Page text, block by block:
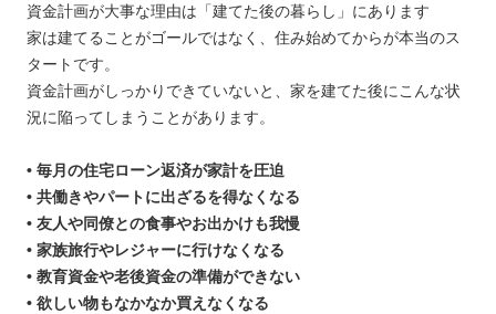
資金計画が大事な理由は「建てた後の暮らし」にあります
家は建てることがゴールではなく、住み始めてからが本当のス
タートです。
資金計画がしっかりできていないと、家を建てた後にこんな状
況に陥ってしまうことがあります。
• 毎月の住宅ローン返済が家計を圧迫
• 共働きやパートに出ざるを得なくなる
• 友人や同僚との食事やお出かけも我慢
• 家族旅行やレジャーに行けなくなる
• 教育資金や老後資金の準備ができない
• 欲しい物もなかなか買えなくなる